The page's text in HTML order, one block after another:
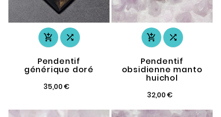
 
Pendentif
générique doré
35,00 €
 
Pendentif
obsidienne manto
huichol
32,00 €